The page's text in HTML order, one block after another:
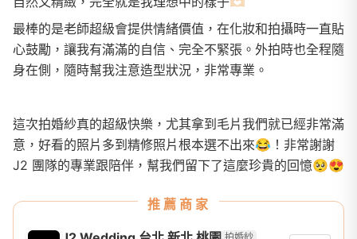
最棒的是老師超級會提供情緒價值，在化妝和拍攝時一直貼
心鼓勵，讓我有滿滿的自信、完全不緊張。外拍時也全程隨
身在側，隨時幫我注意造型狀況，非常專業。
這次拍婚紗真的超級快樂，尤其拿到毛片我們就已經非常滿
意，好看的照片多到精修照片根本選不出來😂！非常謝謝
J2 團隊的專業跟陪伴，幫我們留下了這麼珍貴的回憶🥺😍
推薦商家